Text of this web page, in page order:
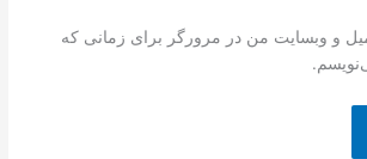
و وبسایت من در مرورگر برای زمانی که